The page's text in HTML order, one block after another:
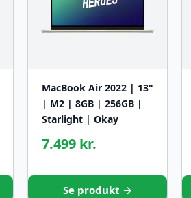
MacBook Air 2022 | 13"
| M2 | 8GB | 256GB |
Starlight | Okay
7.499 kr.
Se produkt →